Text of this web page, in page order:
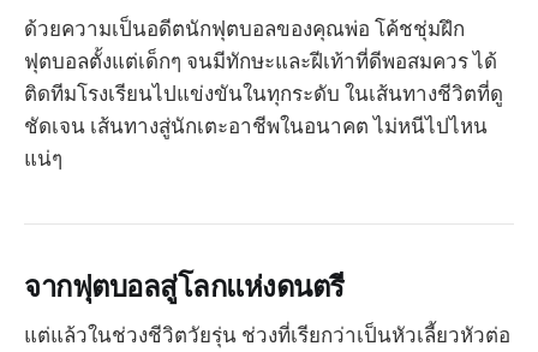
ด้วยความเป็นอดีตนักฟุตบอลของคุณพ่อ โค้ชชุ่มฝึก
ฟุตบอลตั้งแต่เด็กๆ จนมีทักษะและฝีเท้าที่ดีพอสมควร ได้
ติดทีมโรงเรียนไปแข่งขันในทุกระดับ ในเส้นทางชีวิตที่ดู
ชัดเจน เส้นทางสู่นักเตะอาชีพในอนาคต ไม่หนีไปไหน
แน่ๆ
จากฟุตบอลสู่โลกแห่งดนตรี
แต่แล้วในช่วงชีวิตวัยรุ่น ช่วงที่เรียกว่าเป็นหัวเลี้ยวหัวต่อ